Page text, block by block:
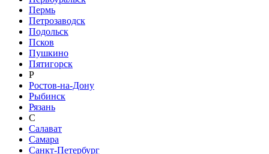
Пермь
Петрозаводск
Подольск
Псков
Пушкино
Пятигорск
Р
Ростов-на-Дону
Рыбинск
Рязань
С
Салават
Самара
Санкт-Петербург